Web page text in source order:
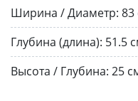
Ширина / Диаметр: 83
Глубина (длина): 51.5
Высота / Глубина: 25